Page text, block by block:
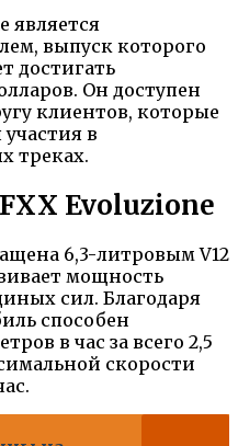
является
выпуск которого
достигать
Он доступен
клиентов, которые
в
треках.
Evoluzione
6,3-литровым V12
мощность
сил. Благодаря
способен
в час за всего 2,5
скорости